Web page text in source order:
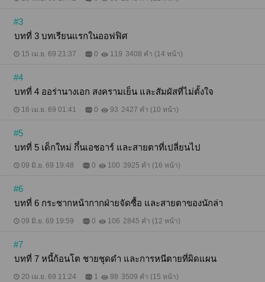
#3
บทที่ 3 บทเรียนแรกในออฟฟิศ
15 เม.ย. 69 21:37 0 119 3408 คำ (14 หน้า)
#4
บทที่ 4 ออร่านางเอก สงครามเย็น และสัมผัสที่ไม่ตั้งใจ
16 เม.ย. 69 01:41 0 93 2427 คำ (10 หน้า)
#5
บทที่ 5 เด็กใหม่ กึ๋นเอชอาร์ และสายตาที่เปลี่ยนไป
09 มิ.ย. 69 19:48 0 100 3925 คำ (16 หน้า)
#6
บทที่ 6 กระชากหน้ากากฝ่ายจัดซื้อ และสายตาของนักล่า
09 มิ.ย. 69 19:59 0 106 2845 คำ (12 หน้า)
#7
บทที่ 7 หนี้ก้อนโต ชายชุดดำ และการหนีตายที่ผิดแผน
20 เม.ย. 69 11:24 1 98 3509 คำ (15 หน้า)